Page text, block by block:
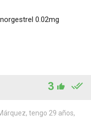
0.02mg
3
tengo 29 años,